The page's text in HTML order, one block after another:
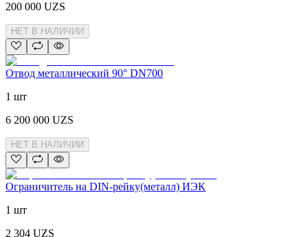
200 000 UZS
НЕТ В НАЛИЧИИ
Отвод металлический 90° DN700
1 шт
6 200 000 UZS
НЕТ В НАЛИЧИИ
Ограничитель на DIN-рейку(металл) ИЭК
1 шт
2 304 UZS